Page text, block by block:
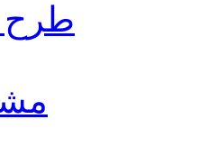
طرح